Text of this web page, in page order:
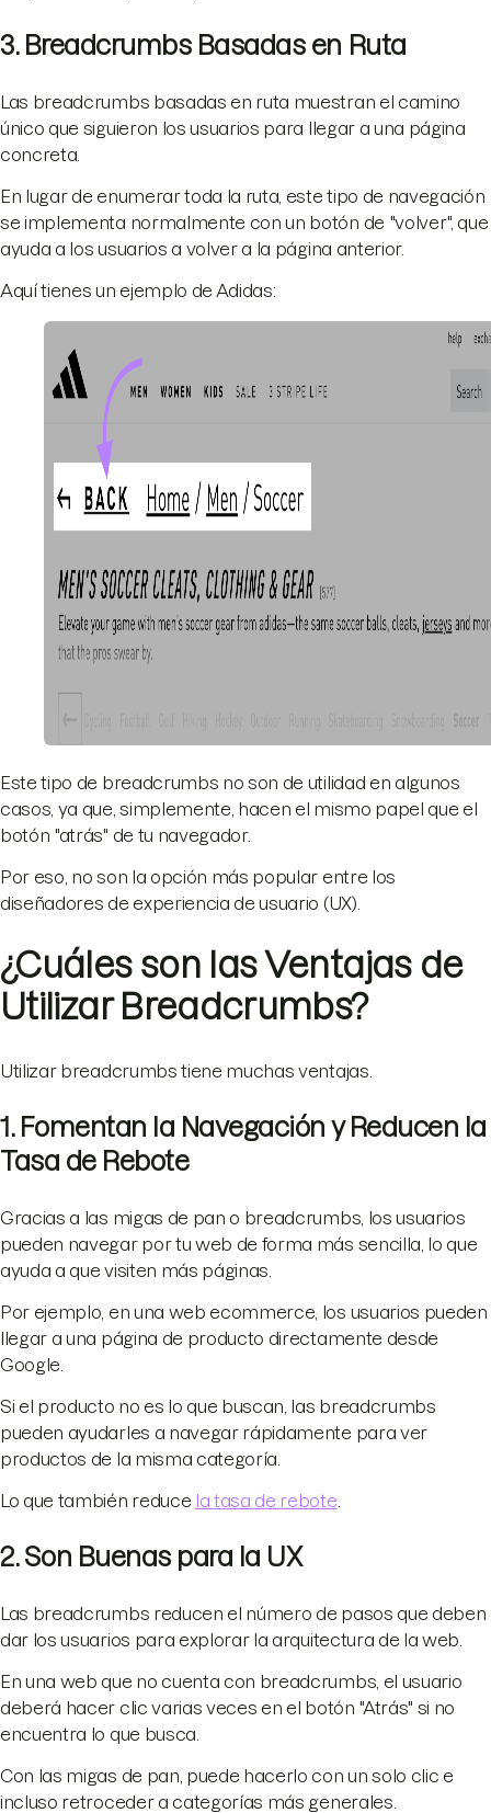
3. Breadcrumbs Basadas en Ruta
Las breadcrumbs basadas en ruta muestran el camino
único que siguieron los usuarios para llegar a una página
concreta.
En lugar de enumerar toda la ruta, este tipo de navegación
se implementa normalmente con un botón de "volver", que
ayuda a los usuarios a volver a la página anterior.
Aquí tienes un ejemplo de Adidas:
Este tipo de breadcrumbs no son de utilidad en algunos
casos, ya que, simplemente, hacen el mismo papel que el
botón "atrás" de tu navegador.
Por eso, no son la opción más popular entre los
diseñadores de experiencia de usuario (UX).
¿Cuáles son las Ventajas de
Utilizar Breadcrumbs?
Utilizar breadcrumbs tiene muchas ventajas.
1. Fomentan la Navegación y Reducen la
Tasa de Rebote
Gracias a las migas de pan o breadcrumbs, los usuarios
pueden navegar por tu web de forma más sencilla, lo que
ayuda a que visiten más páginas.
Por ejemplo, en una web ecommerce, los usuarios pueden
llegar a una página de producto directamente desde
Google.
Si el producto no es lo que buscan, las breadcrumbs
pueden ayudarles a navegar rápidamente para ver
productos de la misma categoría.
Lo que también reduce la tasa de rebote
2. Son Buenas para la UX
Las breadcrumbs reducen el número de pasos que deben
dar los usuarios para explorar la arquitectura de la web.
En una web que no cuenta con breadcrumbs, el usuario
deberá hacer clic varias veces en el botón "Atrás" si no
encuentra lo que busca.
Con las migas de pan, puede hacerlo con un solo clic e
incluso retroceder a categorías más generales.